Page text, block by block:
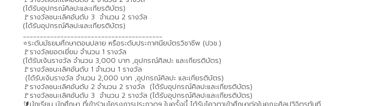
(ได้รับอุปกรณ์ศิลปะและเกียรติบัตร)
🚩รางวัลชนะเลิศอันดับ 3 จำนวน 2 รางวัล
(ได้รับอุปกรณ์ศิลปะและเกียรติบัตร)
_________________________________________
⭐️ระดับมัธยมศึกษาตอนปลาย หรือระดับประกาศนียบัตรวิชาชีพ (ปวช.)
🚩รางวัลยอดเยี่ยม จำนวน 1 รางวัล
(ได้รับเงินรางวัล จำนวน 3,000 บาท ,อุปกรณ์ศิลปะ และเกียรติบัตร)
🚩รางวัลชนะเลิศอันดับ 1 จำนวน 1 รางวัล
(ได้รับเงินรางวัล จำนวน 2,000 บาท ,อุปกรณ์ศิลปะ และเกียรติบัตร)
🚩รางวัลชนะเลิศอันดับ 2 จำนวน 2 รางวัล (ได้รับอุปกรณ์ศิลปะและเกียรติบัตร)
🚩รางวัลชนะเลิศอันดับ 3 จำนวน 2 รางวัล (ได้รับอุปกรณ์ศิลปะและเกียรติบัตร)